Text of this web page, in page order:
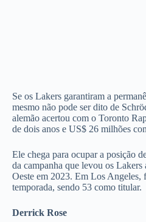
Se os Lakers garantiram a
mesmo não pode ser dito de
alemão acertou com o Toronto
de dois anos e US$ 26 milhões
Ele chega para ocupar a posição
da campanha que levou os
Oeste em 2023. Em Los Angeles,
temporada, sendo 53 como titular.
Derrick Rose